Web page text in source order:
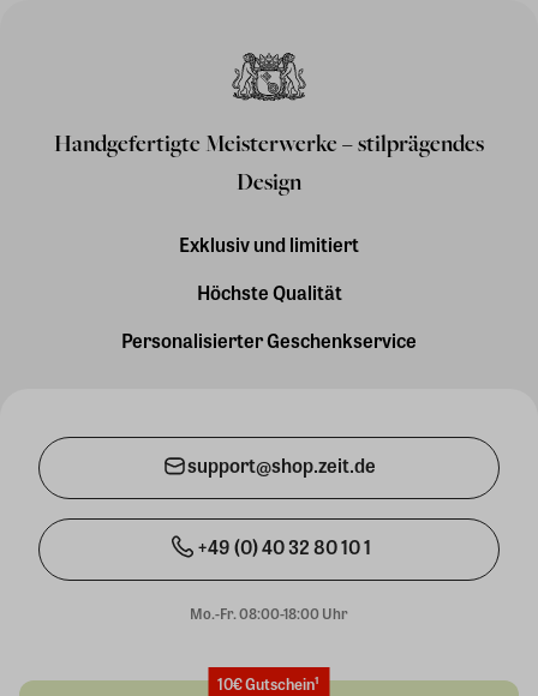
Handgefertigte Meisterwerke – stilprägendes
Design
Exklusiv und limitiert
Höchste Qualität
Personalisierter Geschenkservice
support@shop.zeit.de
+49 (0) 40 32 80 10 1
Mo.-Fr. 08:00-18:00 Uhr
10€ Gutschein¹